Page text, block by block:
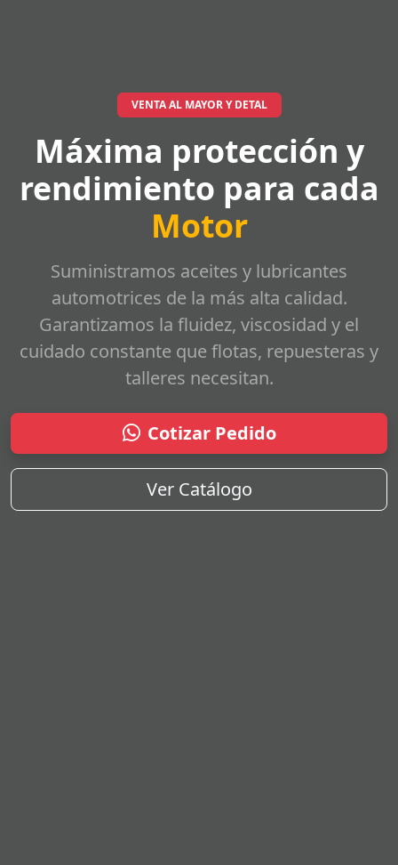
VENTA AL MAYOR Y DETAL
Máxima protección y
rendimiento para cada
Motor
Suministramos aceites y lubricantes
automotrices de la más alta calidad.
Garantizamos la fluidez, viscosidad y el
cuidado constante que flotas, repuesteras y
talleres necesitan.
Cotizar Pedido
Ver Catálogo